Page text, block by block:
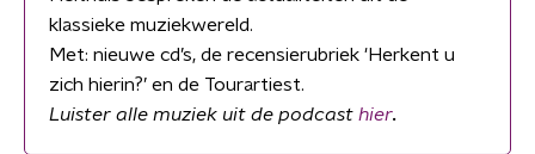
klassieke muziekwereld.
Met: nieuwe cd’s, de recensierubriek 'Herkent u
zich hierin?’ en de Tourartiest.
Luister alle muziek uit de podcast hier.